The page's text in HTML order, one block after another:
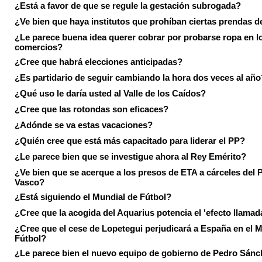
¿Está a favor de que se regule la gestación subrogada?
¿Ve bien que haya institutos que prohíban ciertas prendas
¿Le parece buena idea querer cobrar por probarse ropa en
comercios?
¿Cree que habrá elecciones anticipadas?
¿Es partidario de seguir cambiando la hora dos veces al
¿Qué uso le daría usted al Valle de los Caídos?
¿Cree que las rotondas son eficaces?
¿Adónde se va estas vacaciones?
¿Quién cree que está más capacitado para liderar el PP?
¿Le parece bien que se investigue ahora al Rey Emérito?
¿Ve bien que se acerque a los presos de ETA a cárceles del
Vasco?
¿Está siguiendo el Mundial de Fútbol?
¿Cree que la acogida del Aquarius potencia el 'efecto
¿Cree que el cese de Lopetegui perjudicará a España en el
Fútbol?
¿Le parece bien el nuevo equipo de gobierno de Pedro